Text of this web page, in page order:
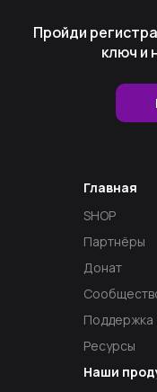
Пройди
ключ и
Главная
SHOP
Партнёры
Донат
Поддержка
Ресурсы
Наши